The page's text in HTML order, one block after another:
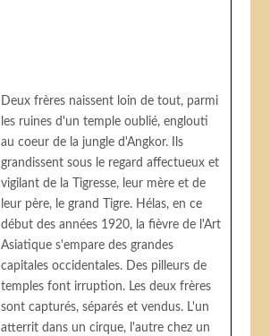
Deux frères naissent loin de tout, parmi
les ruines d'un temple oublié, englouti
au coeur de la jungle d'Angkor. Ils
grandissent sous le regard affectueux et
vigilant de la Tigresse, leur mère et de
leur père, le grand Tigre. Hélas, en ce
début des années 1920, la fièvre de l'Art
Asiatique s'empare des grandes
capitales occidentales. Des pilleurs de
temples font irruption. Les deux frères
sont capturés, séparés et vendus. L'un
atterrit dans un cirque, l'autre chez un